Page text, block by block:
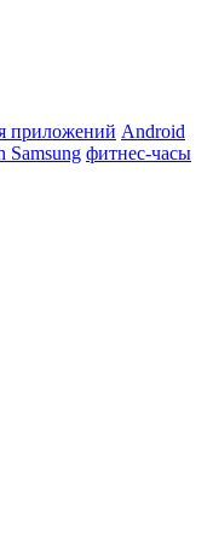
приложений Android
Samsung фитнес-часы